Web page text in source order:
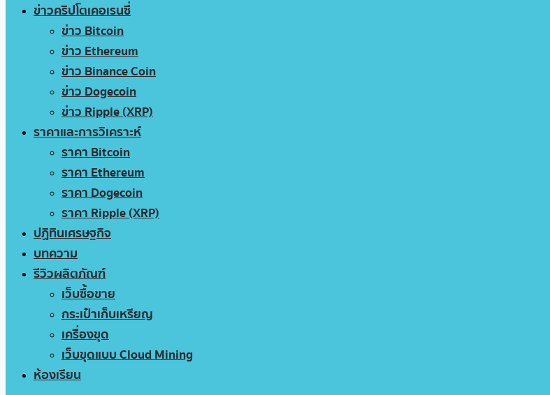
ข่าวคริปโตเคอเรนซี่
ข่าว Bitcoin
ข่าว Ethereum
ข่าว Binance Coin
ข่าว Dogecoin
ข่าว Ripple (XRP)
ราคาและการวิเคราะห์
ราคา Bitcoin
ราคา Ethereum
ราคา Dogecoin
ราคา Ripple (XRP)
ปฏิทินเศรษฐกิจ
บทความ
รีวิวผลิตภัณฑ์
เว็บซื้อขาย
กระเป๋าเก็บเหรียญ
เครื่องขุด
เว็บขุดแบบ Cloud Mining
ห้องเรียน